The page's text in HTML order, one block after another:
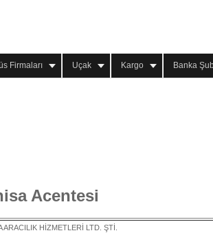
Firmaları Uçak Kargo Banka
Acentesi
ARACILIK HİZMETLERİ LTD. ŞTİ.